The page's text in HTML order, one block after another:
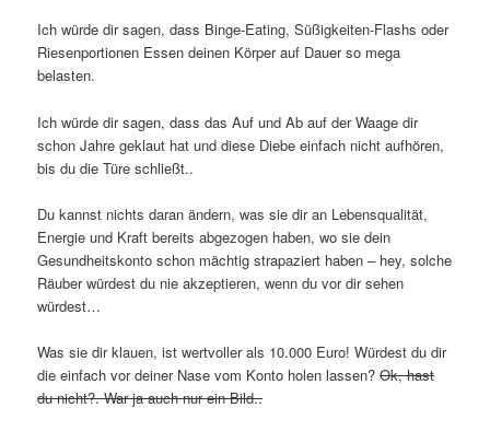
Ich würde dir sagen, dass Binge-Eating, Süßigkeiten-Flashs oder
Riesenportionen Essen deinen Körper auf Dauer so mega
belasten.
Ich würde dir sagen, dass das Auf und Ab auf der Waage dir
schon Jahre geklaut hat und diese Diebe einfach nicht aufhören,
bis du die Türe schließt..
Du kannst nichts daran ändern, was sie dir an Lebensqualität,
Energie und Kraft bereits abgezogen haben, wo sie dein
Gesundheitskonto schon mächtig strapaziert haben – hey, solche
Räuber würdest du nie akzeptieren, wenn du vor dir sehen
würdest…
Was sie dir klauen, ist wertvoller als 10.000 Euro! Würdest du dir
die einfach vor deiner Nase vom Konto holen lassen?Ok, hast
du nicht?. War ja auch nur ein Bild..